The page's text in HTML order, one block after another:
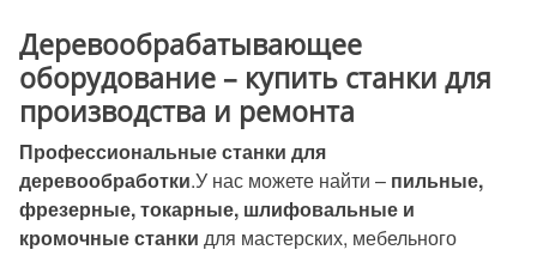
Деревообрабатывающее
оборудование – купить станки для
производства и ремонта
Профессиональные станки для
деревообработки.У нас можете найти – пильные,
фрезерные, токарные, шлифовальные и
кромочные станки для мастерских, мебельного